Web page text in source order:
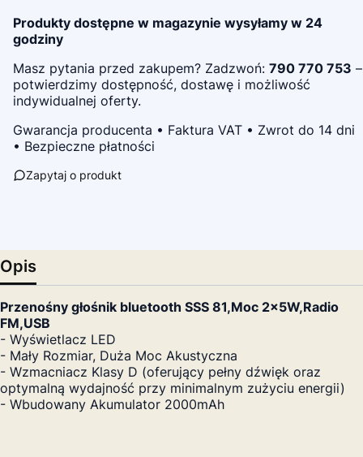
Produkty dostępne w magazynie wysyłamy w 24
godziny
Masz pytania przed zakupem? Zadzwoń: 790 770 753 –
potwierdzimy dostępność, dostawę i możliwość
indywidualnej oferty.
Gwarancja producenta • Faktura VAT • Zwrot do 14 dni
• Bezpieczne płatności
Zapytaj o produkt
Opis
Przenośny głośnik bluetooth SSS 81,Moc 2x5W,Radio
FM,USB
- Wyświetlacz LED
- Mały Rozmiar, Duża Moc Akustyczna
- Wzmacniacz Klasy D (oferujący pełny dźwięk oraz
optymalną wydajność przy minimalnym zużyciu energii)
- Wbudowany Akumulator 2000mAh